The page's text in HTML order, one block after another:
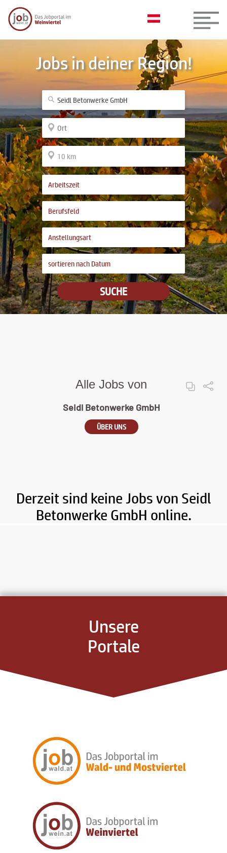
Jobs in deiner Region!
SUCHE
Alle Jobs von
Seidl Betonwerke GmbH
ÜBER UNS
Derzeit sind keine Jobs von Seidl
Betonwerke GmbH online.
Unsere
Portale